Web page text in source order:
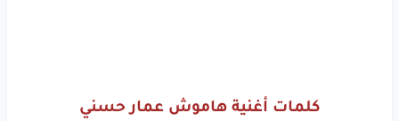
كلمات أغنية هاموش عمار حسني